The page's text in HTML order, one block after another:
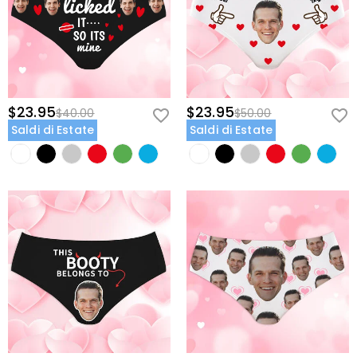
$23.95$40.00
Saldi di Estate
$23.95$50.00
Saldi di Estate